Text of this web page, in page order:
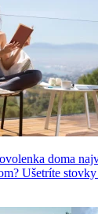
doma
Ušetríte